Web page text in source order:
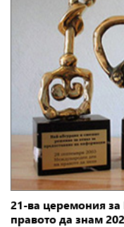
21-ва церемония
правото да знам